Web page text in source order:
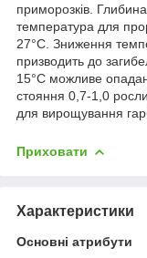
приморозків.
температура для
27°С. Зниження
призводить до
15°С можливе
стояння 0,7-1,0
для вирощування
Приховати
Характеристики
Основні атрибути